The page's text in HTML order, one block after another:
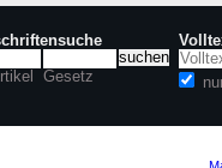
Gesetz